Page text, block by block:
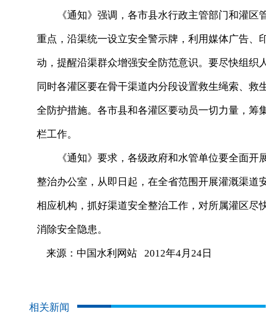
《通知》强调，各市县水行政主管部门和灌区
重点，沿渠统一设立安全警示牌，利用媒体广告
动，提醒沿渠群众增强安全防范意识。要尽快组
同时各灌区要在骨干渠道内分段设置救生绳索、
全防护措施。各市县和各灌区要动员一切力量，
栏工作。
《通知》要求，各级政府和水管单位要全面开
整治办公室，从即日起，在全省范围开展灌溉渠
相应机构，抓好渠道安全整治工作，对所属灌区
消除安全隐患。
来源：中国水利网站 2012年4月24日
相关新闻